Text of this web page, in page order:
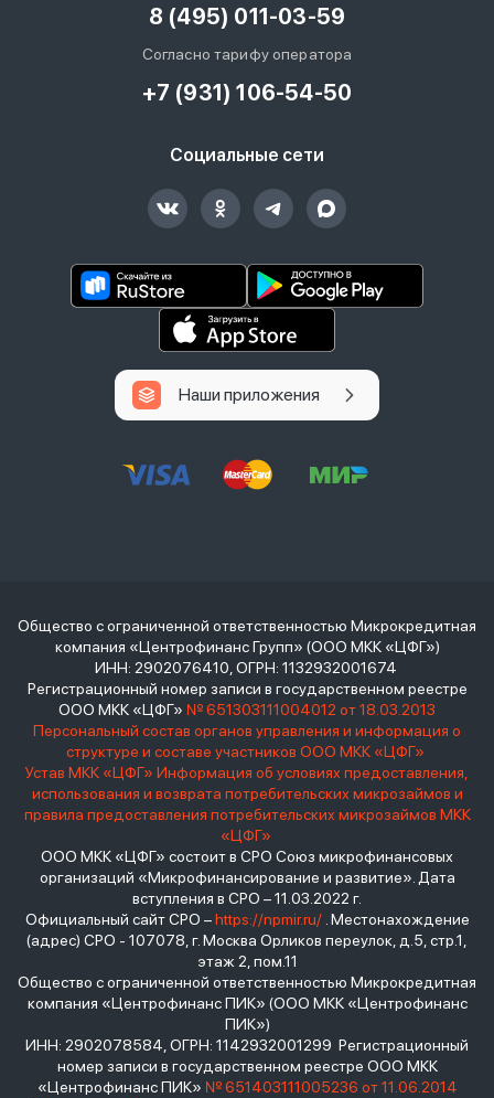
8 (495) 011-03-59
Согласно тарифу оператора
+7 (931) 106-54-50
Социальные сети
Наши приложения
Общество с ограниченной ответственностью Микрокредитная
компания «Центрофинанс Групп» (ООО МКК «ЦФГ»)
ИНН: 2902076410, ОГРН: 1132932001674
Регистрационный номер записи в государственном реестре
ООО МКК «ЦФГ» № 651303111004012 от 18.03.2013
Персональный состав органов управления и информация о
структуре и составе участников ООО МКК «ЦФГ»
Устав МКК «ЦФГ» Информация об условиях предоставления,
использования и возврата потребительских микрозаймов и
правила предоставления потребительских микрозаймов МКК
«ЦФГ»
ООО МКК «ЦФГ» состоит в СРО Союз микрофинансовых
организаций «Микрофинансирование и развитие». Дата
вступления в СРО – 11.03.2022 г.
Официальный сайт СРО –https://npmir.ru/. Местонахождение
(адрес) СРО - 107078, г. Москва Орликов переулок, д.5, стр.1,
этаж 2, пом.11
Общество с ограниченной ответственностью Микрокредитная
компания «Центрофинанс ПИК» (ООО МКК «Центрофинанс
ПИК»)
ИНН: 2902078584, ОГРН: 1142932001299 Регистрационный
номер записи в государственном реестре ООО МКК
«Центрофинанс ПИК» № 651403111005236 от 11.06.2014